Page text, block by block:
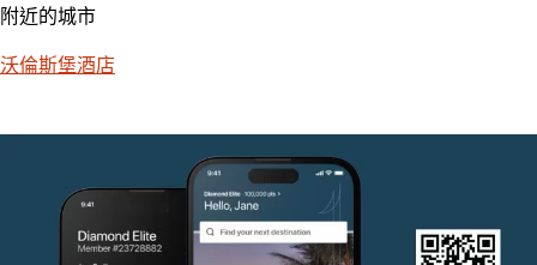
附近的城市
沃倫斯堡酒店